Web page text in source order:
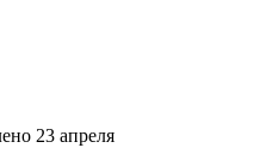
23 апреля